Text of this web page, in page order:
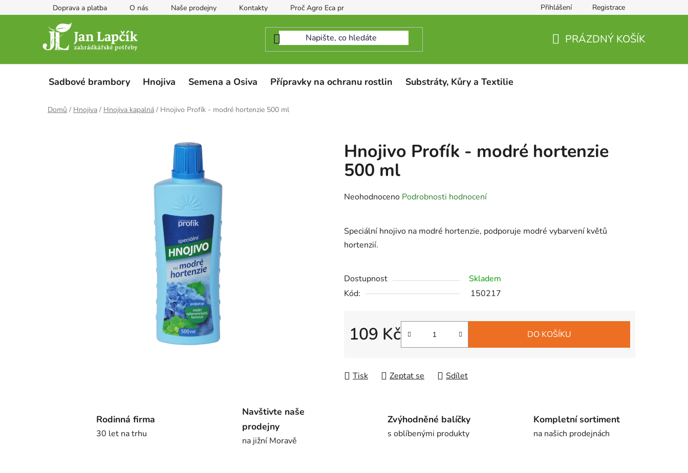
na
Doprava a platba O nás Naše prodejny Kontakty Proč Agro Eca protect Přihlášení Registrace
PRÁZDNÝ KOŠÍK
Sadbové brambory Hnojiva Semena a Osiva Přípravky na ochranu rostlin Substráty, Kůry a Textilie
Domů / Hnojiva / Hnojiva kapalná / Hnojivo Profík - modré hortenzie 500 ml
Hnojivo Profík - modré hortenzie
500 ml
Průměrné
je
0,0
5
hvězdiček.
Neohodnoceno Podrobnosti hodnocení
Speciální hnojivo na modré hortenzie, podporuje modré vybarvení květů
hortenzií.
Dostupnost
Skladem
Kód:
150217
109 Kč DO KOŠÍKU
Tisk Zeptat se Sdílet
Rodinná firma
30 let na trhu
Navštivte naše
prodejny
na jižní Moravě
Zvýhodněné balíčky
s oblíbenými produkty
Kompletní sortiment
na našich prodejnách